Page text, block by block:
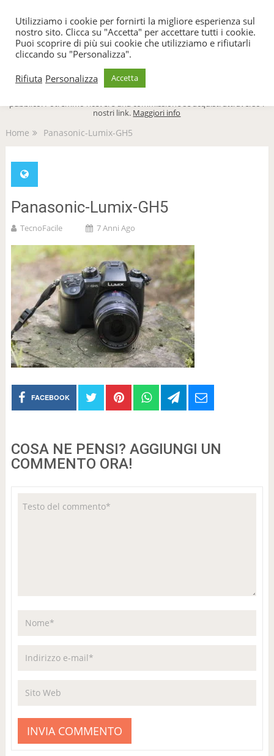
TecnoFacile
Menu
pubblico. Potremmo ricevere una commissione se acquisti attraverso i
nostri link. Maggiori info
Home Panasonic-Lumix-GH5
Panasonic-Lumix-GH5
TecnoFacile 7 Anni Ago
FACEBOOK
COSA NE PENSI? AGGIUNGI UN
COMMENTO ORA!
Utilizziamo i cookie per fornirti la migliore esperienza sul
nostro sito. Clicca su "Accetta" per accettare tutti i cookie.
Puoi scoprire di più sui cookie che utilizziamo e rifiutarli
cliccando su "Personalizza".
Rifiuta Personalizza Accetta